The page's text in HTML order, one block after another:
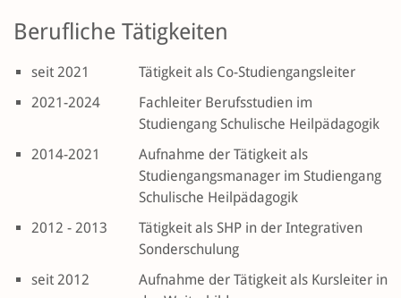
Berufliche Tätigkeiten
seit 2021
Tätigkeit als Co-Studiengangsleiter
2021-2024
Fachleiter Berufsstudien im
Studiengang Schulische Heilpädagogik
2014-2021
Aufnahme der Tätigkeit als
Studiengangsmanager im Studiengang
Schulische Heilpädagogik
2012 - 2013
Tätigkeit als SHP in der Integrativen
Sonderschulung
seit 2012
Aufnahme der Tätigkeit als Kursleiter in